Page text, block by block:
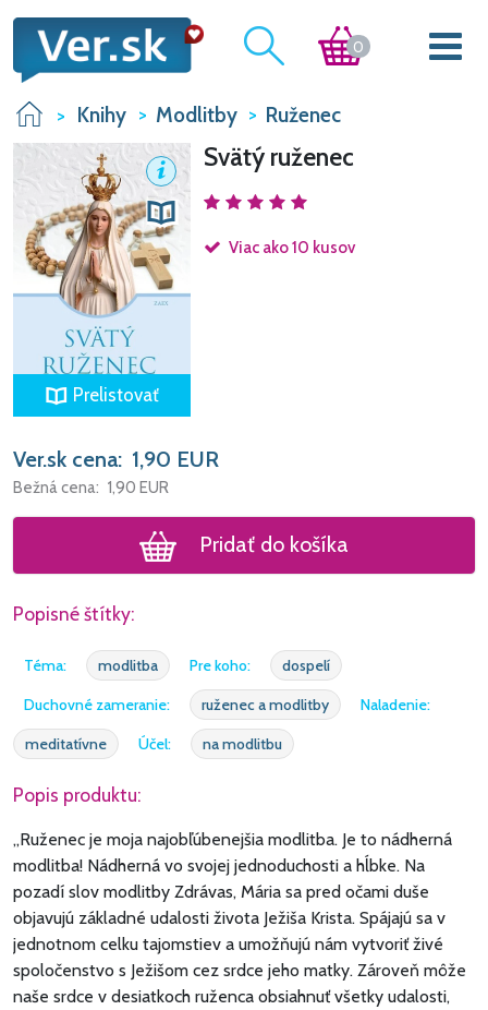
0
Knihy Modlitby Ruženec
Prelistovať
Svätý ruženec
Viac ako 10 kusov
Ver.sk cena: 1,90 EUR
Bežná cena: 1,90 EUR
Pridať do košíka
Popisné štítky:
Téma: modlitba Pre koho:
dospelí
Duchovné zameranie:
ruženec a modlitby
Naladenie:
meditatívne
Účel: na modlitbu
Popis produktu:
„Ruženec je moja najobľúbenejšia modlitba. Je to nádherná
modlitba! Nádherná vo svojej jednoduchosti a hĺbke. Na
pozadí slov modlitby Zdrávas, Mária sa pred očami duše
objavujú základné udalosti života Ježiša Krista. Spájajú sa v
jednotnom celku tajomstiev a umožňujú nám vytvoriť živé
spoločenstvo s Ježišom cez srdce jeho matky. Zároveň môže
naše srdce v desiatkoch ruženca obsiahnuť všetky udalosti,